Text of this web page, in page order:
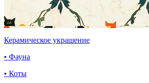
Керамическое украшение
• Фауна
• Коты